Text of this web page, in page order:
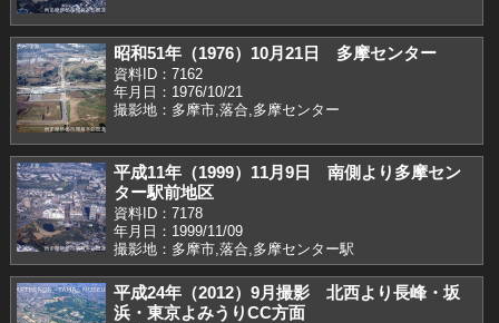
昭和51年（1976）10月21日 多摩センター
資料ID：7162
年月日：1976/10/21
撮影地：多摩市,落合,多摩センター
平成11年（1999）11月9日 南側より多摩セン
ター駅前地区
資料ID：7178
年月日：1999/11/09
撮影地：多摩市,落合,多摩センター駅
平成24年（2012）9月撮影 北西より長峰・坂
浜・東京よみうりCC方面